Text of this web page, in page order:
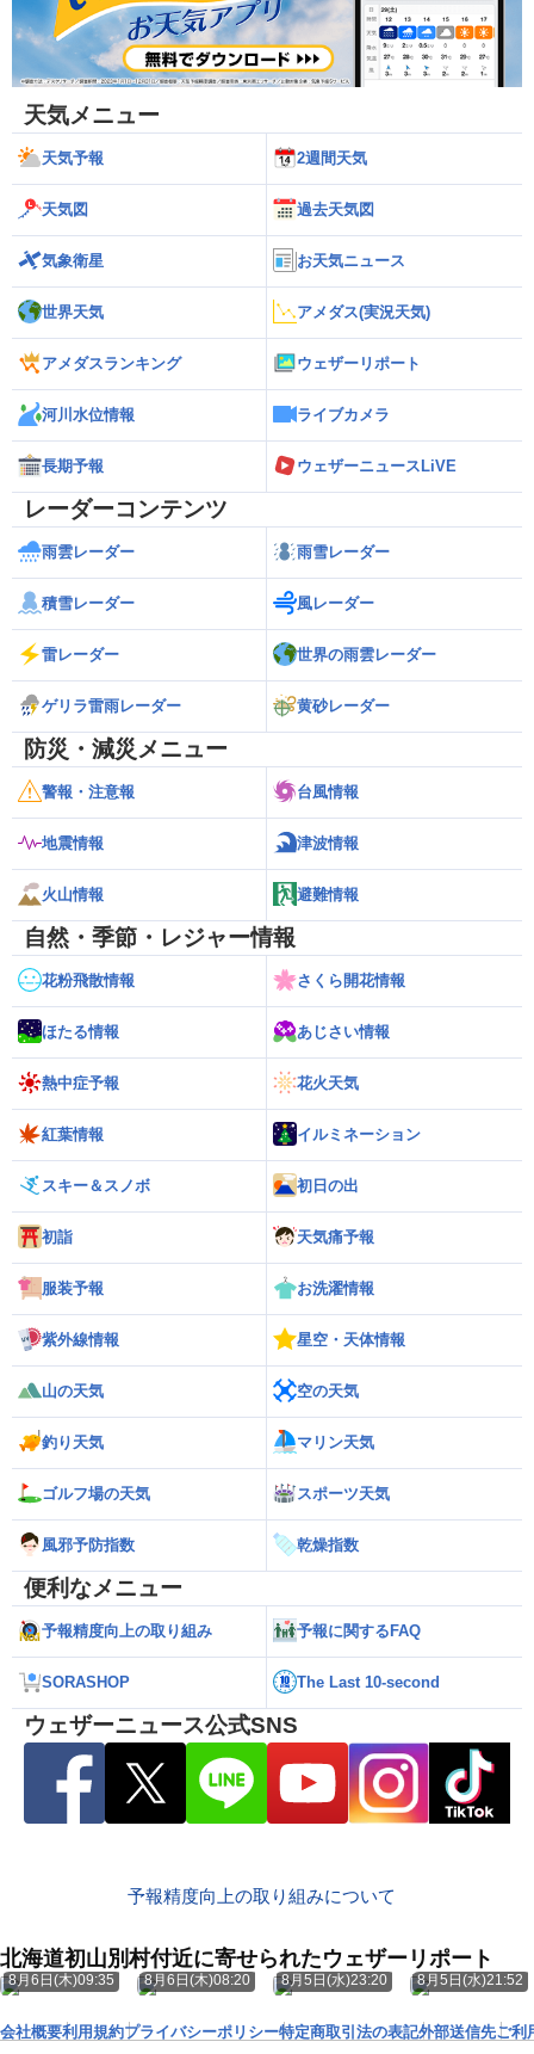
天気メニュー
天気予報 2週間天気
天気図 過去天気図
気象衛星 お天気ニュース
世界天気 アメダス(実況天気)
アメダスランキング ウェザーリポート
河川水位情報 ライブカメラ
長期予報 ウェザーニュースLiVE
レーダーコンテンツ
雨雲レーダー 雨雪レーダー
積雪レーダー 風レーダー
雷レーダー 世界の雨雲レーダー
ゲリラ雷雨レーダー 黄砂レーダー
防災・減災メニュー
警報・注意報 台風情報
地震情報 津波情報
火山情報 避難情報
自然・季節・レジャー情報
花粉飛散情報 さくら開花情報
ほたる情報 あじさい情報
熱中症予報 花火天気
紅葉情報 イルミネーション
スキー＆スノボ 初日の出
初詣 天気痛予報
服装予報 お洗濯情報
紫外線情報 星空・天体情報
山の天気 空の天気
釣り天気 マリン天気
ゴルフ場の天気 スポーツ天気
風邪予防指数 乾燥指数
便利なメニュー
予報精度向上の取り組み 予報に関するFAQ
SORASHOP The Last 10-second
ウェザーニュース公式SNS
予報精度向上の取り組みについて
北海道初山別村付近に寄せられたウェザーリポート
8月6日(木)09:35 8月6日(木)08:20 8月5日(水)23:20 8月5日(水)21:52
会社概要利用規約プライバシーポリシー特定商取引法の表記外部送信先ご利